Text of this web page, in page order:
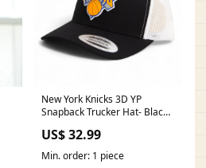
New York Knicks 3D YP
Snapback Trucker Hat- Black/
US$ 32.99
Min. order: 1 piece